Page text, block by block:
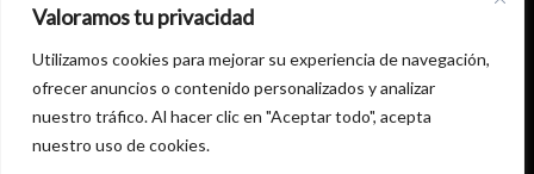
Valoramos tu privacidad
Utilizamos cookies para mejorar su experiencia de navegación,
ofrecer anuncios o contenido personalizados y analizar
nuestro tráfico. Al hacer clic en "Aceptar todo", acepta
nuestro uso de cookies.
Ko & Digital Festival de Cine Solidario
Cartas de la Guerra Civil
Aviso legal
Política de privacidad